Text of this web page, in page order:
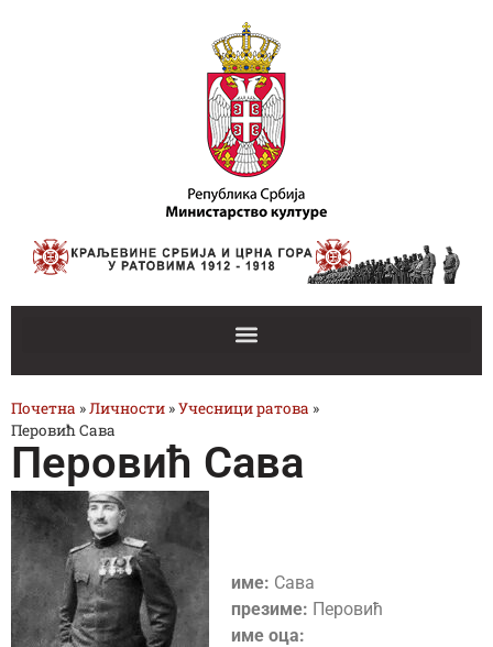
Почетна »Личности »Учесници ратова »
Перовић Савa
Перовић Савa
име: Савa
презиме: Перовић
име оца: